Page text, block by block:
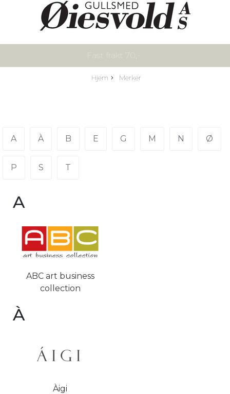
Fast frakt 70,-
Hjem Merker
A À B E G M N Ø
P S T
A
ABC art business
collection
À
Àigi